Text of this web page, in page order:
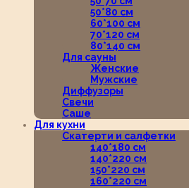
50*80 см
60*100 см
70*120 см
80*140 см
Для сауны
Женские
Мужские
Диффузоры
Свечи
Саше
Для кухни
Скатерти и салфетки
140*180 см
140*220 см
150*220 см
160*220 см